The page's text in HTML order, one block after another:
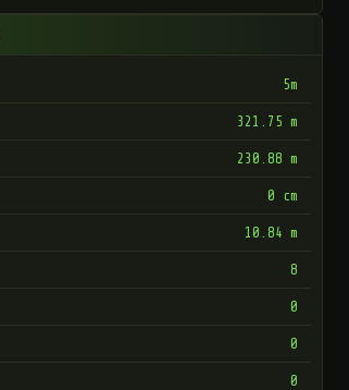
5m
321.75 m
230.88 m
0 cm
10.84 m
8
0
0
0